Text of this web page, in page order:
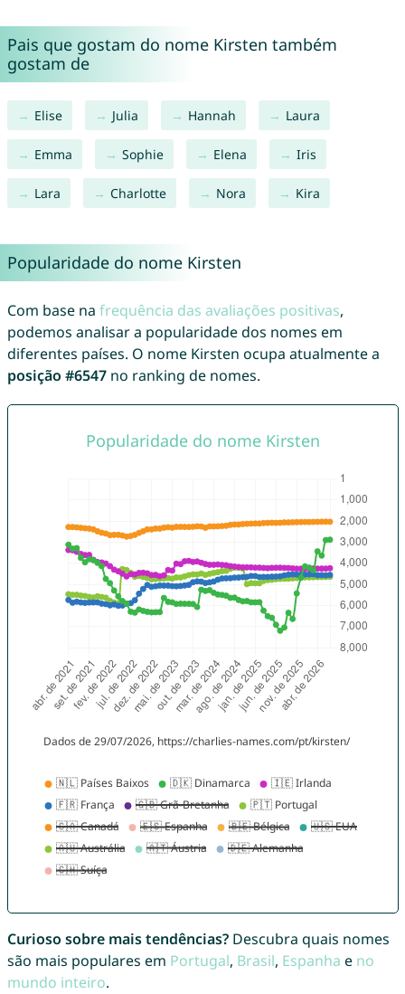
Pais que gostam do nome Kirsten também
gostam de
Elise Julia Hannah Laura
Emma Sophie Elena Iris
Lara Charlotte Nora Kira
Popularidade do nome Kirsten
Com base na frequência das avaliações positivas,
podemos analisar a popularidade dos nomes em
diferentes países. O nome Kirsten ocupa atualmente a
posição #6547no ranking de nomes.
Curioso sobre mais tendências?Descubra quais nomes
são mais populares em Portugal, Brasil, Espanha e no
mundo inteiro.